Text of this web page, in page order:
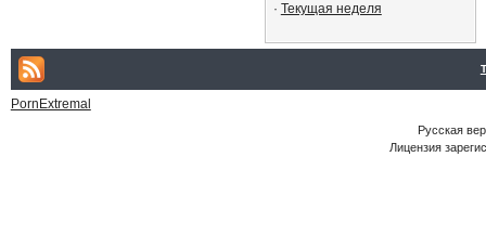
· Текущая неделя
PornExtremal
Русская
Лицензия